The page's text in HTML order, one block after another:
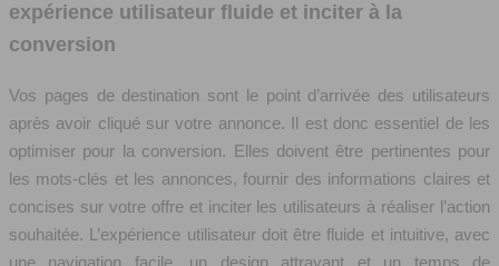
expérience utilisateur fluide et inciter à la
conversion
Vos pages de destination sont le point d’arrivée des utilisateurs
après avoir cliqué sur votre annonce. Il est donc essentiel de les
optimiser pour la conversion. Elles doivent être pertinentes pour
les mots-clés et les annonces, fournir des informations claires et
concises sur votre offre et inciter les utilisateurs à réaliser l’action
souhaitée. L’expérience utilisateur doit être fluide et intuitive, avec
une navigation facile, un design attrayant et un temps de